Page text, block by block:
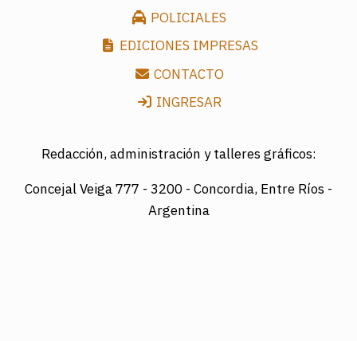
POLICIALES
EDICIONES IMPRESAS
CONTACTO
INGRESAR
Redacción, administración y talleres gráficos:
Concejal Veiga 777 - 3200 - Concordia, Entre Ríos -
Argentina